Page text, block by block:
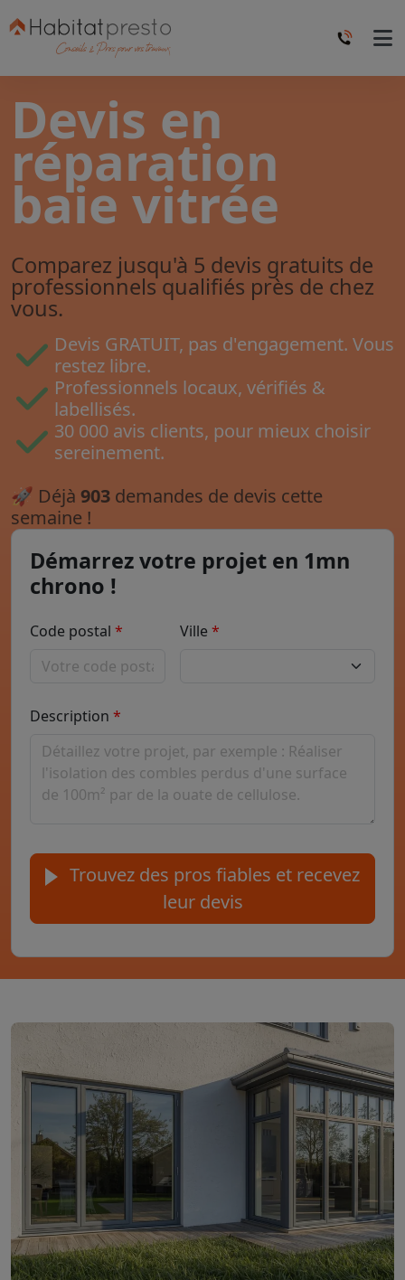
Devis en
réparation
baie vitrée
Comparez jusqu'à 5 devis gratuits de
professionnels qualifiés près de chez
vous.
Devis GRATUIT, pas d'engagement. Vous
restez libre.
Professionnels locaux, vérifiés &
labellisés.
30 000 avis clients, pour mieux choisir
sereinement.
🚀 Déjà 903 demandes de devis cette
semaine !
Démarrez votre projet en 1mn
chrono !
Code postal Ville
Description
Trouvez des pros fiables et recevez
leur devis